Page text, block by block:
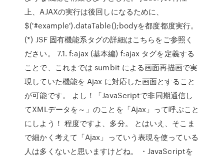
上、AJAXの実行は後回しになるために、
$('#example').dataTable();bodyを都度都度実行。
(*) JSF 固有機能系タグの詳細はこちらをご参照く
ださい。 7.1. f:ajax (基本編) f:ajax タグを定義する
ことで、これまでは sumbit による画面再描画で実
現していた機能を Ajax に対応した画面とすること
が可能です。 よし！「JavaScriptで非同期通信し
てXMLデータを～」のことを「Ajax」って呼ぶこと
にしよう！ 程度ですよ、多分。 とはいえ、そこま
で細かく考えて「Ajax」っていう表現を使っている
人は多くないと思いますけどね。 ・JavaScriptを